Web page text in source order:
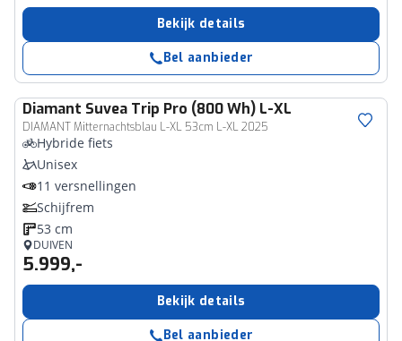
Bekijk details
Bel aanbieder
Diamant Suvea Trip Pro (800 Wh) L-XL
DIAMANT Mitternachtsblau L-XL 53cm L-XL 2025
Hybride fiets
Unisex
11 versnellingen
Schijfrem
53 cm
DUIVEN
5.999,-
Bekijk details
Bel aanbieder